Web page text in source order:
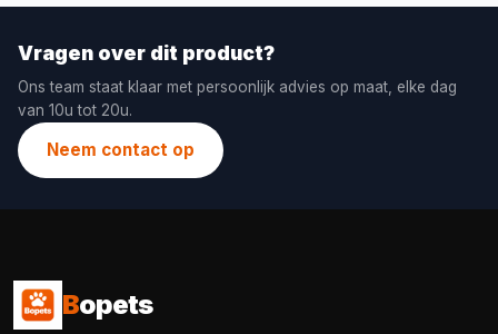
Vragen over dit product?
Ons team staat klaar met persoonlijk advies op maat, elke dag
van 10u tot 20u.
Neem contact op
Bopets